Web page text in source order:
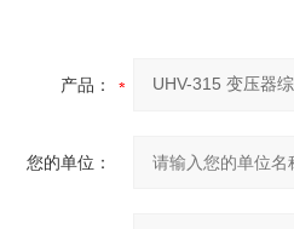
产品：
您的单位：